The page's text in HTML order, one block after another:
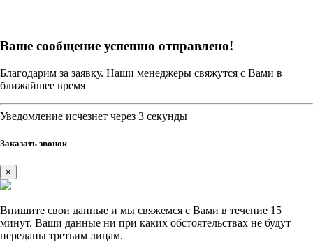
Ваше сообщение успешно отправлено!
Благодарим за заявку. Наши менеджеры свяжутся с Вами в
ближайшее время
Уведомление исчезнет через 3 секунды
Заказать звонок
×
Впишите свои данные и мы свяжемся с Вами в течение 15
минут. Ваши данные ни при каких обстоятельствах не будут
переданы третьим лицам.